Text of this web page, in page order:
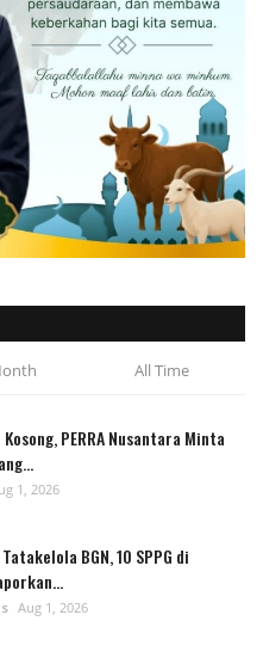
All Time
PERRA Nusantara Minta
1, 2026
BGN, 10 SPPG di
Aug 1, 2026